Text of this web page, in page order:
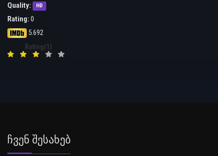
Quality:
HD
Rating: 0
5.692
Rating(1)
Ჩვენ Შესახებ